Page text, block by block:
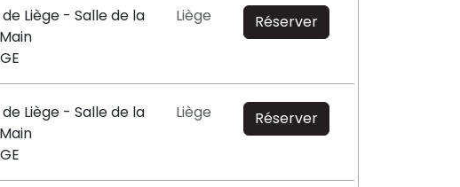
Liège - Salle de la
Liège Réserver
Liège - Salle de la
Liège Réserver